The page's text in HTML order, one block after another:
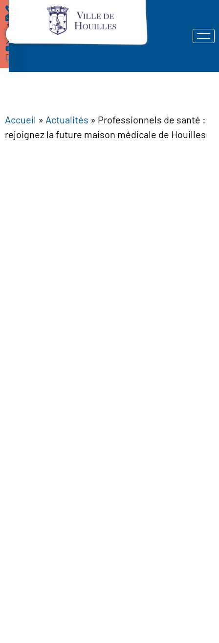
Démarches
Accueil » Actualités » Professionnels de santé :
rejoignez la future maison médicale de Houilles